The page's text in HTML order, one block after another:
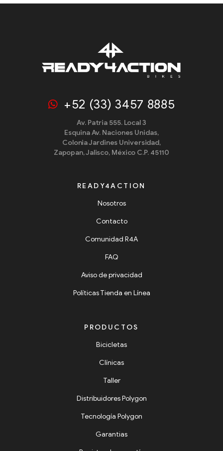
+52 (33) 3457 8885
Av. Patria 555. Local 3
Esquina Av. Naciones Unidas,
Colonia Jardines Universidad,
Zapopan, Jalisco, México C.P. 45110
READY4ACTION
Nosotros
Contacto
Comunidad R4A
FAQ
Aviso de privacidad
Políticas Tienda en Línea
PRODUCTOS
Bicicletas
Clínicas
Taller
Distribuidores Polygon
Tecnología Polygon
Garantias